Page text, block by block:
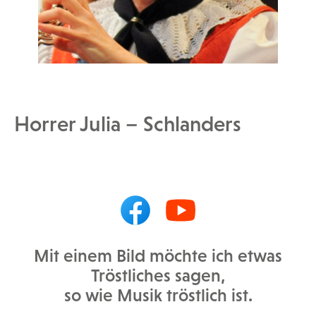
Horrer Julia – Schlanders
Mit einem Bild möchte ich etwas
Tröstliches sagen,
so wie Musik tröstlich ist.